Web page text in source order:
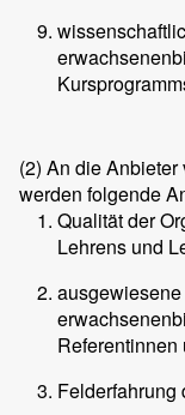
(2) An die Anbieter
werden folgende
Qualität der
Lehrens und
Referentinnen
Felderfahrung